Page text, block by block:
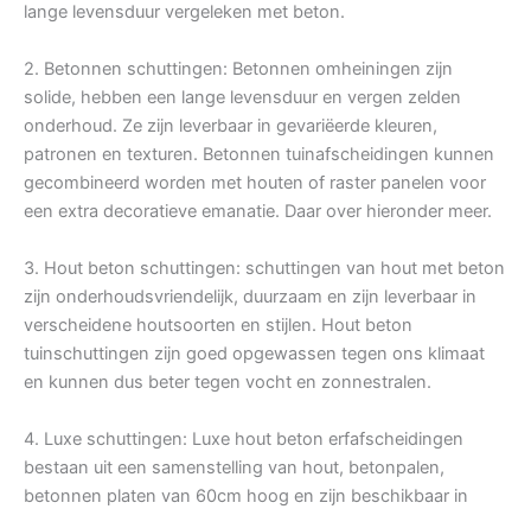
lange levensduur vergeleken met beton.
2. Betonnen schuttingen: Betonnen omheiningen zijn
solide, hebben een lange levensduur en vergen zelden
onderhoud. Ze zijn leverbaar in gevariëerde kleuren,
patronen en texturen. Betonnen tuinafscheidingen kunnen
gecombineerd worden met houten of raster panelen voor
een extra decoratieve emanatie. Daar over hieronder meer.
3. Hout beton schuttingen: schuttingen van hout met beton
zijn onderhoudsvriendelijk, duurzaam en zijn leverbaar in
verscheidene houtsoorten en stijlen. Hout beton
tuinschuttingen zijn goed opgewassen tegen ons klimaat
en kunnen dus beter tegen vocht en zonnestralen.
4. Luxe schuttingen: Luxe hout beton erfafscheidingen
bestaan uit een samenstelling van hout, betonpalen,
betonnen platen van 60cm hoog en zijn beschikbaar in